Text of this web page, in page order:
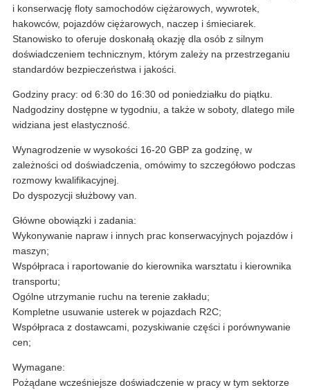
i konserwację floty samochodów ciężarowych, wywrotek,
hakowców, pojazdów ciężarowych, naczep i śmieciarek.
Stanowisko to oferuje doskonałą okazję dla osób z silnym
doświadczeniem technicznym, którym zależy na przestrzeganiu
standardów bezpieczeństwa i jakości.
Godziny pracy: od 6:30 do 16:30 od poniedziałku do piątku.
Nadgodziny dostępne w tygodniu, a także w soboty, dlatego mile
widziana jest elastyczność.
Wynagrodzenie w wysokości 16-20 GBP za godzinę, w
zależności od doświadczenia, omówimy to szczegółowo podczas
rozmowy kwalifikacyjnej.
Do dyspozycji służbowy van.
Główne obowiązki i zadania:
Wykonywanie napraw i innych prac konserwacyjnych pojazdów i
maszyn;
Współpraca i raportowanie do kierownika warsztatu i kierownika
transportu;
Ogólne utrzymanie ruchu na terenie zakładu;
Kompletne usuwanie usterek w pojazdach R2C;
Współpraca z dostawcami, pozyskiwanie części i porównywanie
cen;
Wymagane:
Pożądane wcześniejsze doświadczenie w pracy w tym sektorze